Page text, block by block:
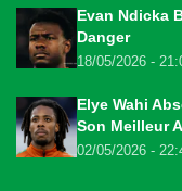
Evan Ndicka
Danger
18/05/2026 -
Elye Wahi
Son Meilleur
02/05/2026 -